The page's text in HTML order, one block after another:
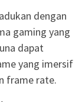
dengan
gaming yang
dapat
yang imersif
frame rate.